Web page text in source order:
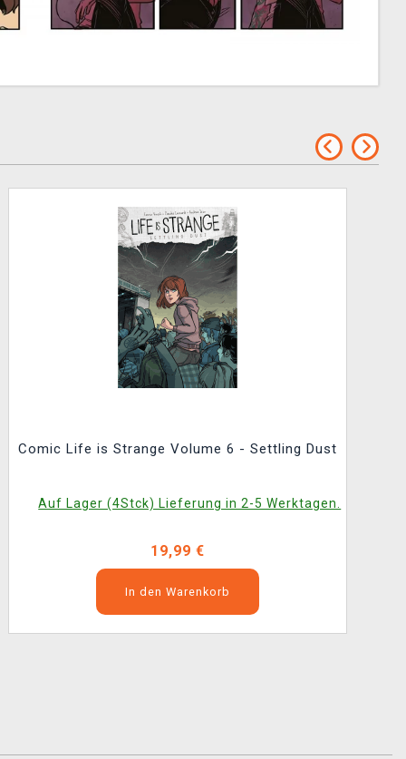
Comic Life is Strange Volume 6 - Settling Dust
Auf Lager (4Stck) Lieferung in 2-5 Werktagen.
19,99 €
In den Warenkorb